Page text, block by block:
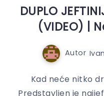
DUPLO
(VIDEO) |
Autor
Kad neće nitko
Predstavljen je